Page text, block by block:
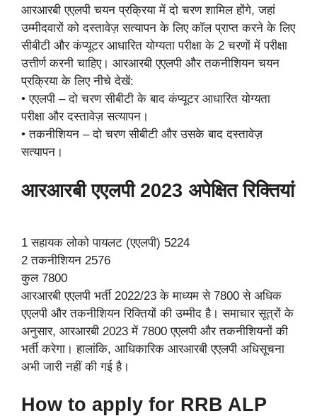
आरआरबी एएलपी चयन प्रक्रिया में दो चरण शामिल होंगे, जहां
उम्मीदवारों को दस्तावेज़ सत्यापन के लिए कॉल प्राप्त करने के लिए
सीबीटी और कंप्यूटर आधारित योग्यता परीक्षा के 2 चरणों में परीक्षा
उत्तीर्ण करनी चाहिए। आरआरबी एएलपी और तकनीशियन चयन
प्रक्रिया के लिए नीचे देखें:
• एएलपी – दो चरण सीबीटी के बाद कंप्यूटर आधारित योग्यता
परीक्षा और दस्तावेज़ सत्यापन।
• तकनीशियन – दो चरण सीबीटी और उसके बाद दस्तावेज़
सत्यापन।
आरआरबी एएलपी 2023 अपेक्षित रिक्तियां
1 सहायक लोको पायलट (एएलपी) 5224
2 तकनीशियन 2576
कुल 7800
आरआरबी एएलपी भर्ती 2022/23 के माध्यम से 7800 से अधिक
एएलपी और तकनीशियन रिक्तियों की उम्मीद है। समाचार सूत्रों के
अनुसार, आरआरबी 2023 में 7800 एएलपी और तकनीशियनों की
भर्ती करेगा। हालांकि, आधिकारिक आरआरबी एएलपी अधिसूचना
अभी जारी नहीं की गई है।
How to apply for RRB ALP